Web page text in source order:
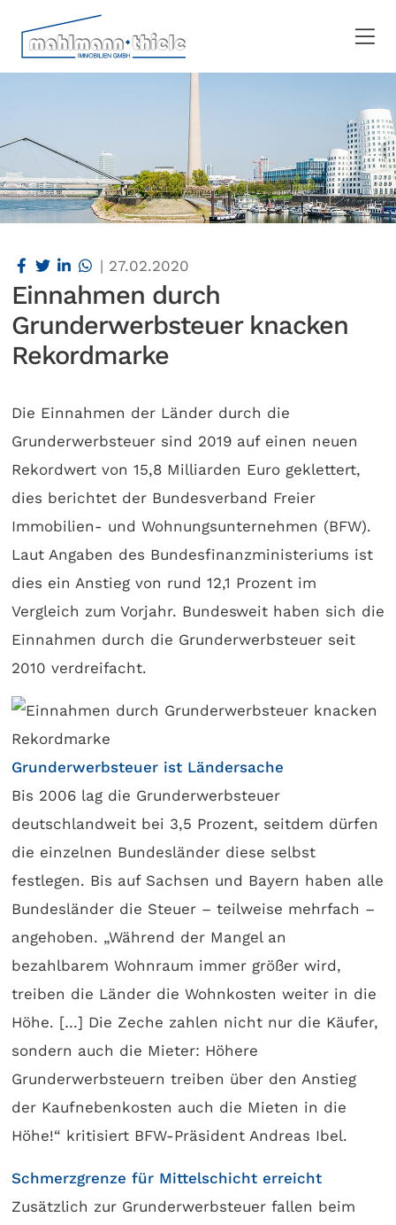
| 27.02.2020
Einnahmen durch
Grunderwerbsteuer knacken
Rekordmarke
Die Einnahmen der Länder durch die
Grunderwerbsteuer sind 2019 auf einen neuen
Rekordwert von 15,8 Milliarden Euro geklettert,
dies berichtet der Bundesverband Freier
Immobilien- und Wohnungsunternehmen (BFW).
Laut Angaben des Bundesfinanzministeriums ist
dies ein Anstieg von rund 12,1 Prozent im
Vergleich zum Vorjahr. Bundesweit haben sich die
Einnahmen durch die Grunderwerbsteuer seit
2010 verdreifacht.
Grunderwerbsteuer ist Ländersache
Bis 2006 lag die Grunderwerbsteuer
deutschlandweit bei 3,5 Prozent, seitdem dürfen
die einzelnen Bundesländer diese selbst
festlegen. Bis auf Sachsen und Bayern haben alle
Bundesländer die Steuer – teilweise mehrfach –
angehoben. „Während der Mangel an
bezahlbarem Wohnraum immer größer wird,
treiben die Länder die Wohnkosten weiter in die
Höhe. […] Die Zeche zahlen nicht nur die Käufer,
sondern auch die Mieter: Höhere
Grunderwerbsteuern treiben über den Anstieg
der Kaufnebenkosten auch die Mieten in die
Höhe!“ kritisiert BFW-Präsident Andreas Ibel.
Schmerzgrenze für Mittelschicht erreicht
Zusätzlich zur Grunderwerbsteuer fallen beim